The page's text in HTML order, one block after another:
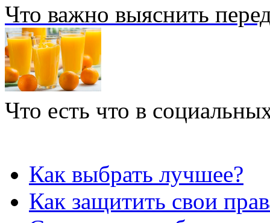
Что важно выяснить
Что есть что в
Как выбрать лучшее?
Как защитить свои